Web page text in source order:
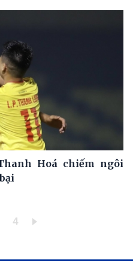
Hoá chiếm ngôi
thờiTrang
4